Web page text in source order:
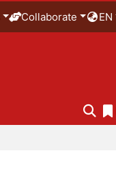
Collaborate EN